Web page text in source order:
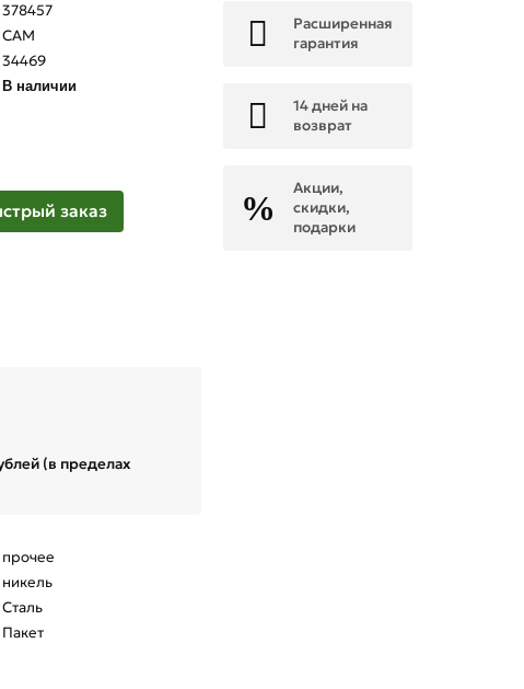
378457
САМ
34469
В наличии
заказ
(в пределах
прочее
никель
Сталь
Пакет
Расширенная
гарантия
14 дней на
возврат
Акции,
скидки,
подарки